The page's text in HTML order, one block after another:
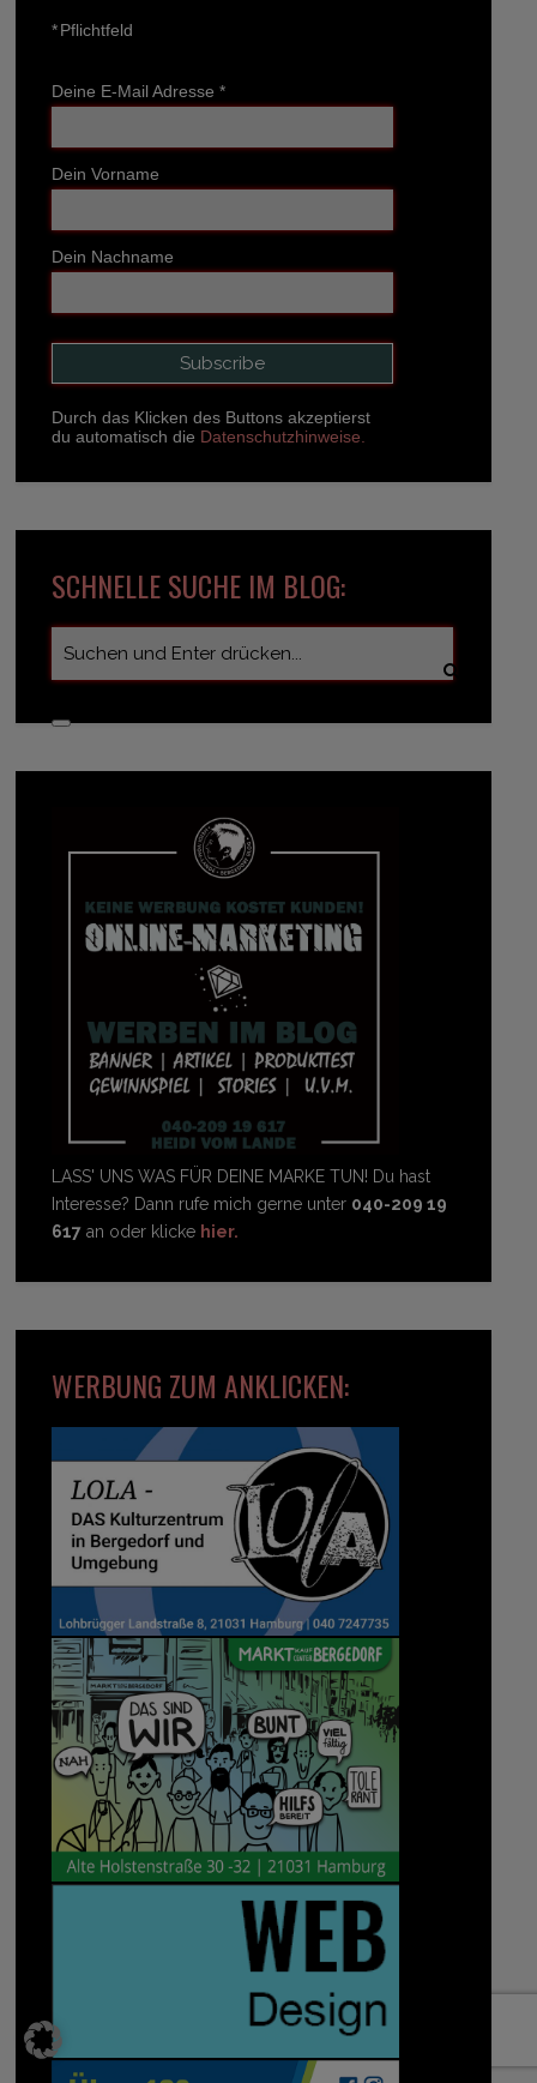
*Pflichtfeld
Deine E-Mail Adresse *
Dein Vorname
Dein Nachname
Durch das Klicken des Buttons akzeptierst
du automatisch die Datenschutzhinweise.
SCHNELLE SUCHE IM BLOG:
LASS' UNS WAS FÜR DEINE MARKE TUN! Du hast
Interesse? Dann rufe mich gerne unter 040-209 19
617 an oder klicke hier.
WERBUNG ZUM ANKLICKEN: